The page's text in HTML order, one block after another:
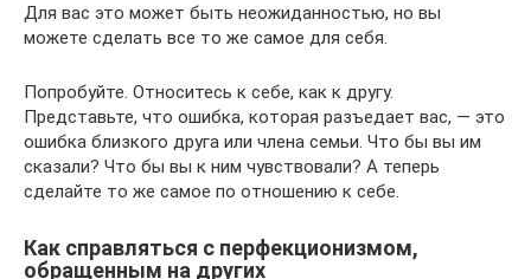
Для вас это может быть неожиданностью, но вы
можете сделать все то же самое для себя.
Попробуйте. Относитесь к себе, как к другу.
Представьте, что ошибка, которая разъедает вас, — это
ошибка близкого друга или члена семьи. Что бы вы им
сказали? Что бы вы к ним чувствовали? А теперь
сделайте то же самое по отношению к себе.
Как справляться с перфекционизмом,
обращенным на других